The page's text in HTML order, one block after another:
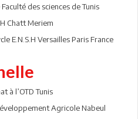
des sciences de Tunis
Chatt Meriem
E.N.S.H Versailles Paris France
à l’OTD Tunis
Agricole Nabeul